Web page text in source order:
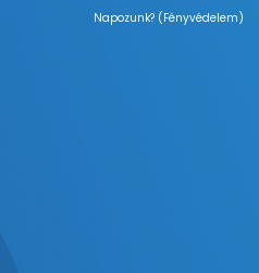
Napozunk? (Fényvédelem)